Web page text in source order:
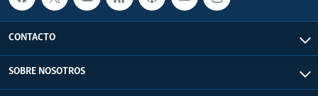
CONTACTO
SOBRE NOSOTROS